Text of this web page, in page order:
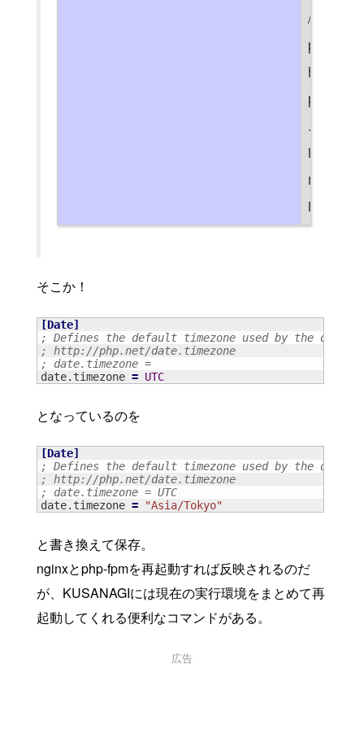
/
p
h
p
.
i
n
i
そこか！
[Date]
; Defines the default timezone used by the date
; http://php.net/date.timezone
; date.timezone =
date.timezone = UTC
となっているのを
[Date]
; Defines the default timezone used by the date
; http://php.net/date.timezone
; date.timezone = UTC
date.timezone = "Asia/Tokyo"
と書き換えて保存。
nginxとphp-fpmを再起動すれば反映されるのだ
が、KUSANAGIには現在の実行環境をまとめて再
起動してくれる便利なコマンドがある。
広告